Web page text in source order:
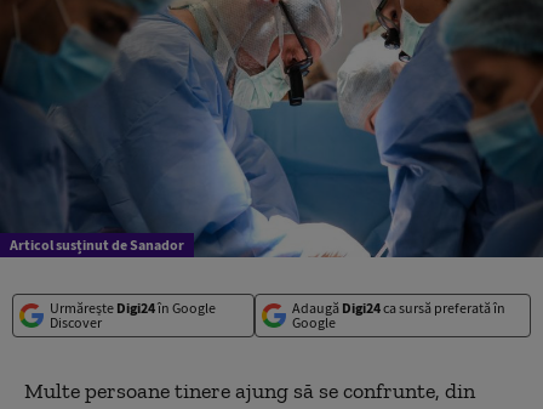
Articol susținut de Sanador
Urmărește Digi24în Google
Discover
Adaugă Digi24ca sursă preferată în
Google
Multe persoane tinere ajung să se confrunte, din